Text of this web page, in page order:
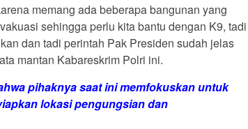
memang ada beberapa bangunan yang
sehingga perlu kita bantu dengan K9, tadi
dan tadi perintah Pak Presiden sudah jelas
mantan Kabareskrim Polri ini.
pihaknya saat ini memfokuskan untuk
lokasi pengungsian dan